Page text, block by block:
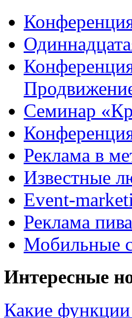
Семинар
Реклама в
Известные
Event-
Реклама пива
Мобильные
Интересные
Какие